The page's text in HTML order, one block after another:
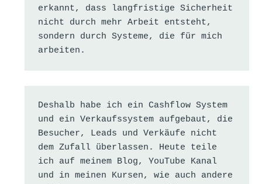
erkannt, dass langfristige Sicherheit
nicht durch mehr Arbeit entsteht,
sondern durch Systeme, die für mich
arbeiten.
Deshalb habe ich ein Cashflow System
und ein Verkaufssystem aufgebaut, die
Besucher, Leads und Verkäufe nicht
dem Zufall überlassen. Heute teile
ich auf meinem Blog, YouTube Kanal
und in meinen Kursen, wie auch andere